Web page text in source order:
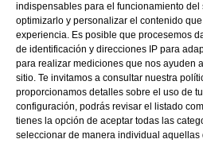
indispensables para el funcionamiento
optimizarlo y personalizar el contenido
experiencia. Es posible que procesemos
de identificación y direcciones IP para
para realizar mediciones que nos ayuden
sitio. Te invitamos a consultar nuestra
proporcionamos detalles sobre el uso de
configuración, podrás revisar el listado
tienes la opción de aceptar todas las
seleccionar de manera individual